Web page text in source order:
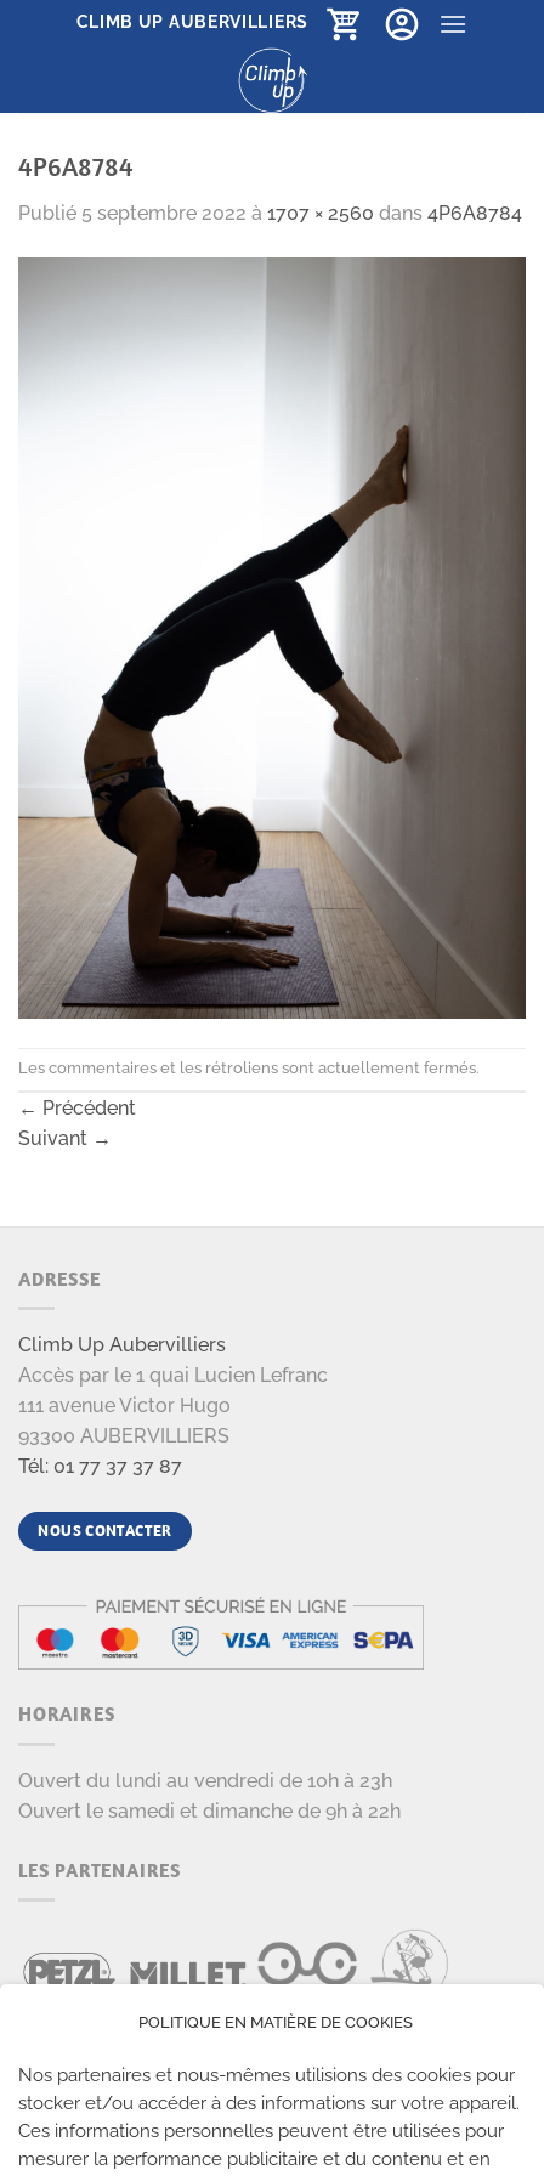
CLIMB UP AUBERVILLIERS
4P6A8784
Publié 5 septembre 2022 à 1707 × 2560 dans 4P6A8784
Les commentaires et les rétroliens sont actuellement fermés.
← Précédent
Suivant →
ADRESSE
Climb Up Aubervilliers
Accès par le 1 quai Lucien Lefranc
111 avenue Victor Hugo
93300 AUBERVILLIERS
Tél: 01 77 37 37 87
NOUS CONTACTER
HORAIRES
Ouvert du lundi au vendredi de 10h à 23h
Ouvert le samedi et dimanche de 9h à 22h
LES PARTENAIRES
LES SALLES CLIMB UP
POLITIQUE EN MATIÈRE DE COOKIES
Nos partenaires et nous-mêmes utilisions des cookies pour
stocker et/ou accéder à des informations sur votre appareil.
Ces informations personnelles peuvent être utilisées pour
mesurer la performance publicitaire et du contenu et en